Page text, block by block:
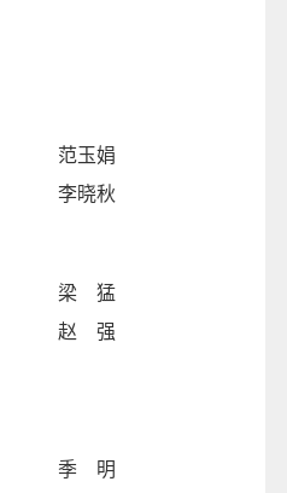
范玉娟
李晓秋
梁 猛
赵 强
季 明